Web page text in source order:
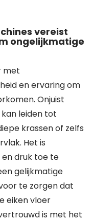
vereist
ongelijkmatige
met
en ervaring om
Onjuist
leiden tot
krassen of zelfs
Het is
druk toe te
gelijkmatige
te zorgen dat
eiken vloer
is met het